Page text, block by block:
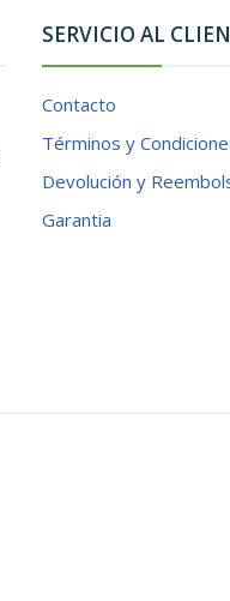
SERVICIO AL
Contacto
Términos y
Devolución y
Garantia